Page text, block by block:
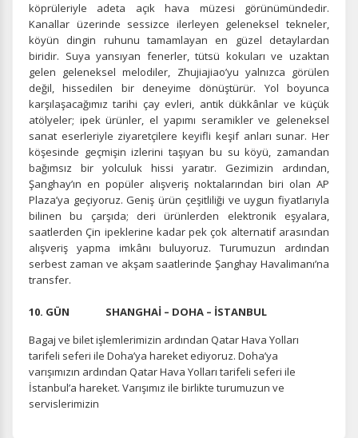
köprüleriyle adeta açık hava müzesi görünümündedir.
Kanallar üzerinde sessizce ilerleyen geleneksel tekneler,
köyün dingin ruhunu tamamlayan en güzel detaylardan
biridir. Suya yansıyan fenerler, tütsü kokuları ve uzaktan
gelen geleneksel melodiler, Zhujiajiao’yu yalnızca görülen
değil, hissedilen bir deneyime dönüştürür. Yol boyunca
karşılaşacağımız tarihi çay evleri, antik dükkânlar ve küçük
atölyeler; ipek ürünler, el yapımı seramikler ve geleneksel
sanat eserleriyle ziyaretçilere keyifli keşif anları sunar. Her
köşesinde geçmişin izlerini taşıyan bu su köyü, zamandan
bağımsız bir yolculuk hissi yaratır. Gezimizin ardından,
Şanghay’ın en popüler alışveriş noktalarından biri olan AP
Plaza’ya geçiyoruz. Geniş ürün çeşitliliği ve uygun fiyatlarıyla
bilinen bu çarşıda; deri ürünlerden elektronik eşyalara,
saatlerden Çin ipeklerine kadar pek çok alternatif arasından
alışveriş yapma imkânı buluyoruz. Turumuzun ardından
serbest zaman ve akşam saatlerinde Şanghay Havalimanı’na
transfer.
10. GÜN SHANGHAİ – DOHA – İSTANBUL
Bagaj ve bilet işlemlerimizin ardından Qatar Hava Yolları
tarifeli seferi ile Doha’ya hareket ediyoruz. Doha’ya
varışımızın ardından Qatar Hava Yolları tarifeli seferi ile
İstanbul’a hareket. Varışımız ile birlikte turumuzun ve
servislerimizin